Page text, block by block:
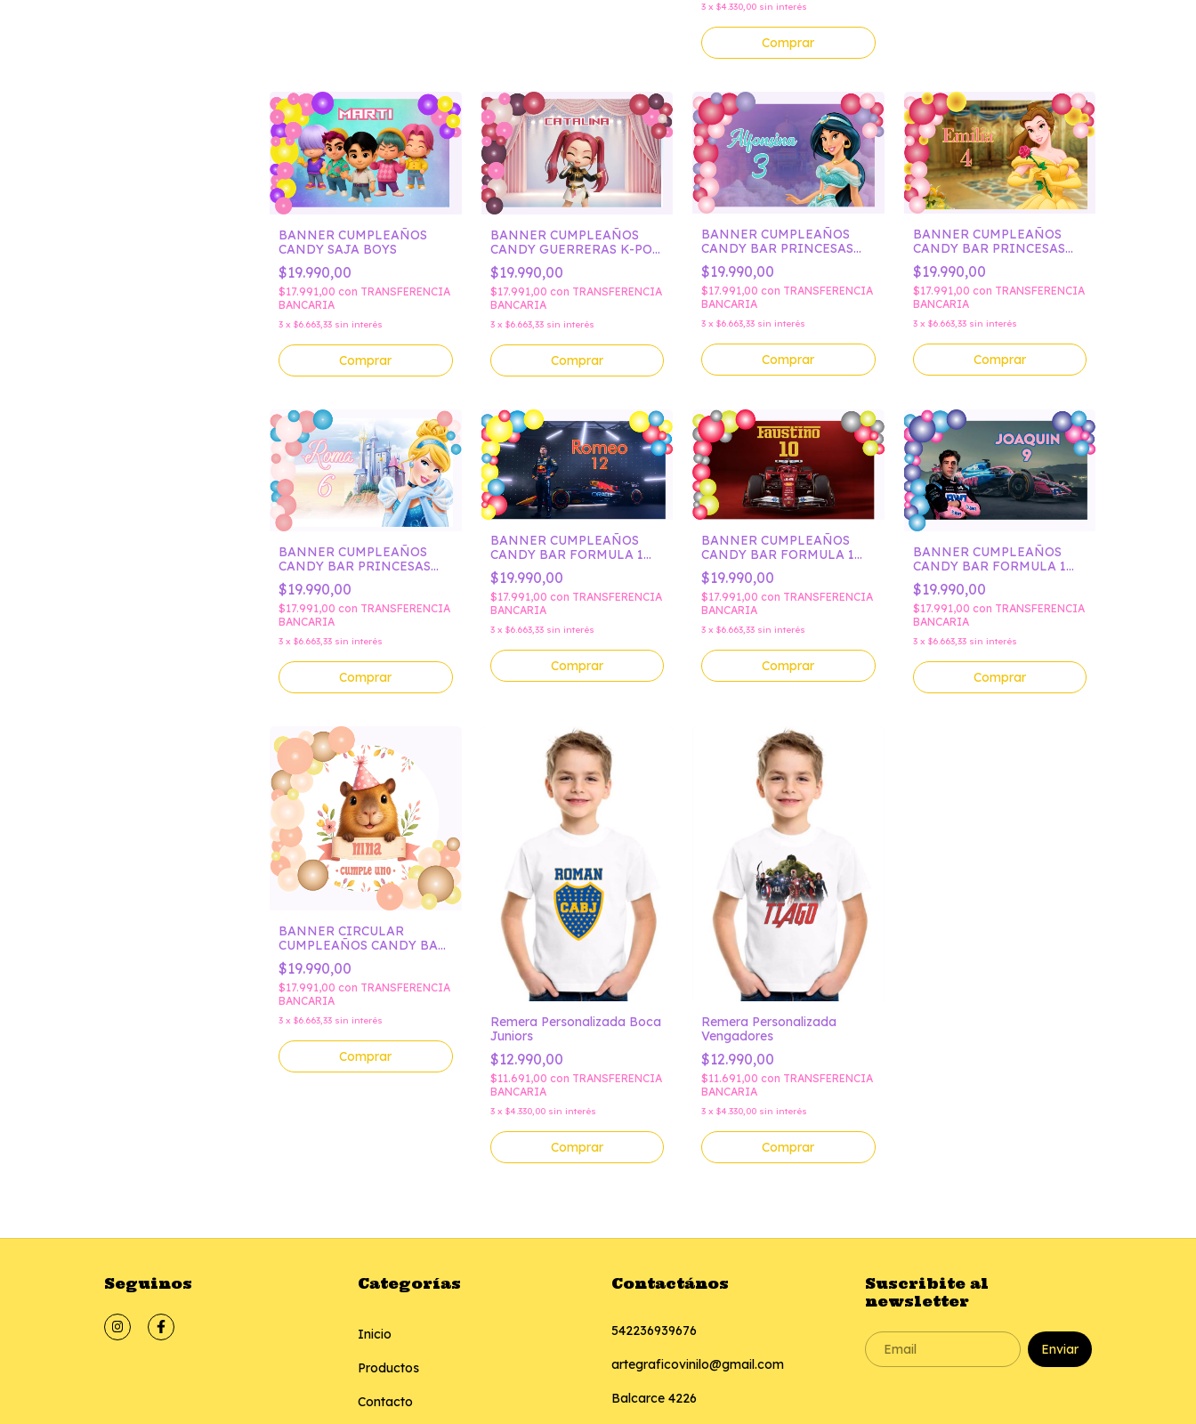
3 x $4.330,00 sin interés
Comprar
BANNER CUMPLEAÑOS
CANDY SAJA BOYS
$19.990,00
$17.991,00 con TRANSFERENCIA
BANCARIA
3 x $6.663,33 sin interés
Comprar
BANNER CUMPLEAÑOS
CANDY GUERRERAS K-POP
MIRA
$19.990,00
$17.991,00 con TRANSFERENCIA
BANCARIA
3 x $6.663,33 sin interés
Comprar
BANNER CUMPLEAÑOS
CANDY BAR PRINCESAS
DISNEY JAZMIN
$19.990,00
$17.991,00 con TRANSFERENCIA
BANCARIA
3 x $6.663,33 sin interés
Comprar
BANNER CUMPLEAÑOS
CANDY BAR PRINCESAS
DISNEY BELLA
$19.990,00
$17.991,00 con TRANSFERENCIA
BANCARIA
3 x $6.663,33 sin interés
Comprar
BANNER CUMPLEAÑOS
CANDY BAR PRINCESAS
DISNEY CENICIENTA
$19.990,00
$17.991,00 con TRANSFERENCIA
BANCARIA
3 x $6.663,33 sin interés
Comprar
BANNER CUMPLEAÑOS
CANDY BAR FORMULA 1
RED BULL VERSTAPEN
$19.990,00
$17.991,00 con TRANSFERENCIA
BANCARIA
3 x $6.663,33 sin interés
Comprar
BANNER CUMPLEAÑOS
CANDY BAR FORMULA 1
FERRARI
$19.990,00
$17.991,00 con TRANSFERENCIA
BANCARIA
3 x $6.663,33 sin interés
Comprar
BANNER CUMPLEAÑOS
CANDY BAR FORMULA 1
COLAPINTO
$19.990,00
$17.991,00 con TRANSFERENCIA
BANCARIA
3 x $6.663,33 sin interés
Comprar
BANNER CIRCULAR
CUMPLEAÑOS CANDY BAR
CAPIBARA BONETE
FLORES
$19.990,00
$17.991,00 con TRANSFERENCIA
BANCARIA
3 x $6.663,33 sin interés
Comprar
Remera Personalizada Boca
Juniors
$12.990,00
$11.691,00 con TRANSFERENCIA
BANCARIA
3 x $4.330,00 sin interés
Comprar
Remera Personalizada
Vengadores
$12.990,00
$11.691,00 con TRANSFERENCIA
BANCARIA
3 x $4.330,00 sin interés
Comprar
Seguinos Categorías
Inicio
Productos
Contacto
Contactános
542236939676
artegraficovinilo@gmail.com
Balcarce 4226
Suscribite al
newsletter